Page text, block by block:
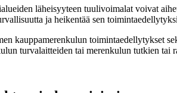
läheisyyteen tuulivoimalat voivat
ja heikentää sen
kauppamerenkulun toimintaedellytykset
turvalaitteiden tai merenkulun tutkien tai